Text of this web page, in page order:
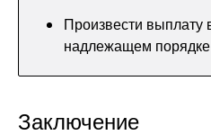
Произвести выплату
надлежащем порядке
Заключение